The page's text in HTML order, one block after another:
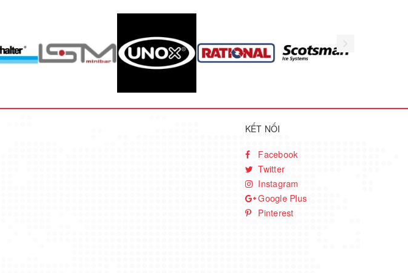
KẾT NỐI
Facebook
Twitter
Instagram
Google Plus
Pinterest